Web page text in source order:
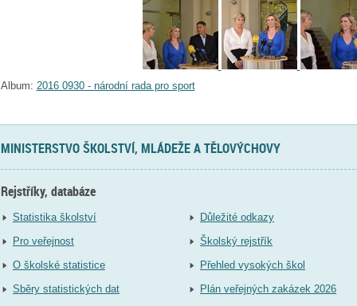
Album: 2016 0930 - národní rada pro sport
MINISTERSTVO ŠKOLSTVÍ, MLÁDEŽE A TĚLOVÝCHOVY
Rejstříky, databáze
Statistika školství
Pro veřejnost
O školské statistice
Sběry statistických dat
Důležité odkazy
Školský rejstřík
Přehled vysokých škol
Plán veřejných zakázek 2026